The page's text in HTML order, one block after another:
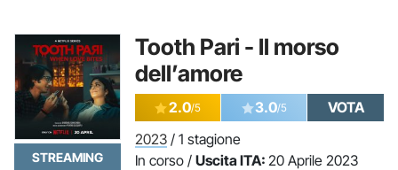
Tooth Pari - Il morso
dell’amore
STREAMING
2.0/5 3.0/5
VOTA
2023 / 1 stagione
In corso / Uscita ITA: 20 Aprile 2023